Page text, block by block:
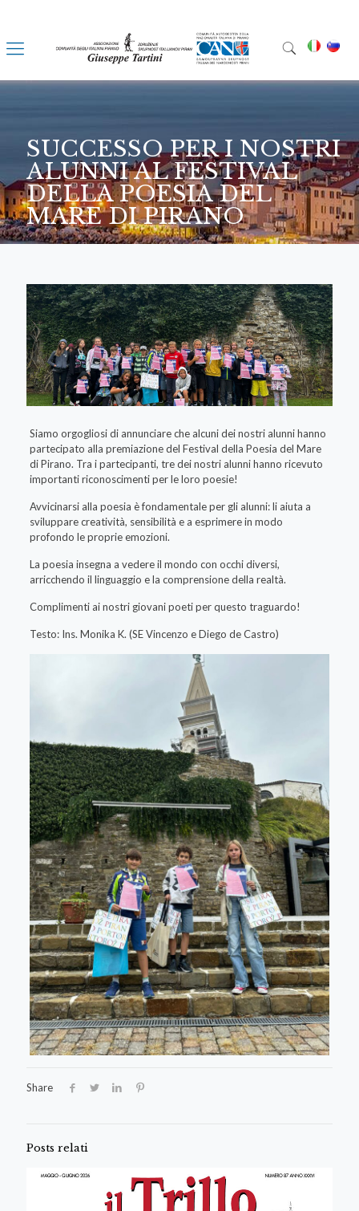
SUCCESSO PER I NOSTRI
ALUNNI AL FESTIVAL
DELLA POESIA DEL
MARE DI PIRANO
Siamo orgogliosi di annunciare che alcuni dei nostri alunni hanno
partecipato alla premiazione del Festival della Poesia del Mare
di Pirano. Tra i partecipanti, tre dei nostri alunni hanno ricevuto
importanti riconoscimenti per le loro poesie!
Avvicinarsi alla poesia è fondamentale per gli alunni: li aiuta a
sviluppare creatività, sensibilità e a esprimere in modo
profondo le proprie emozioni.
La poesia insegna a vedere il mondo con occhi diversi,
arricchendo il linguaggio e la comprensione della realtà.
Complimenti ai nostri giovani poeti per questo traguardo!
Testo: Ins. Monika K. (SE Vincenzo e Diego de Castro)
Share
Posts relati